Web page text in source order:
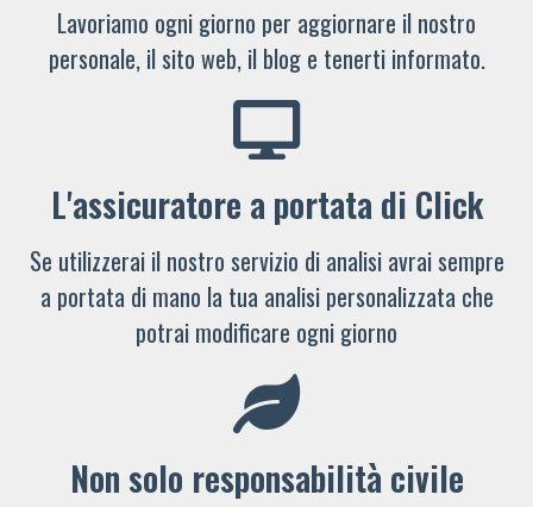
Lavoriamo ogni giorno per aggiornare il nostro
personale, il sito web, il blog e tenerti informato.
L'assicuratore a portata di Click
Se utilizzerai il nostro servizio di analisi avrai sempre
a portata di mano la tua analisi personalizzata che
potrai modificare ogni giorno
Non solo responsabilità civile